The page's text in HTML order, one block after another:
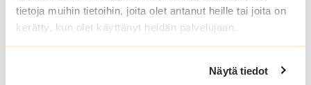
tietoja muihin tietoihin, joita olet antanut heille tai joita on
kerätty, kun olet käyttänyt heidän palvelujaan.
Näytä tiedot